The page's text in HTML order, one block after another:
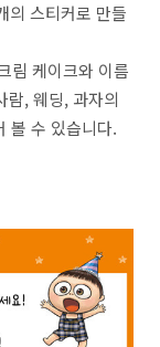
의 스티커로 만들
림 케이크와 이름
람, 웨딩, 과자의
볼 수 있습니다.